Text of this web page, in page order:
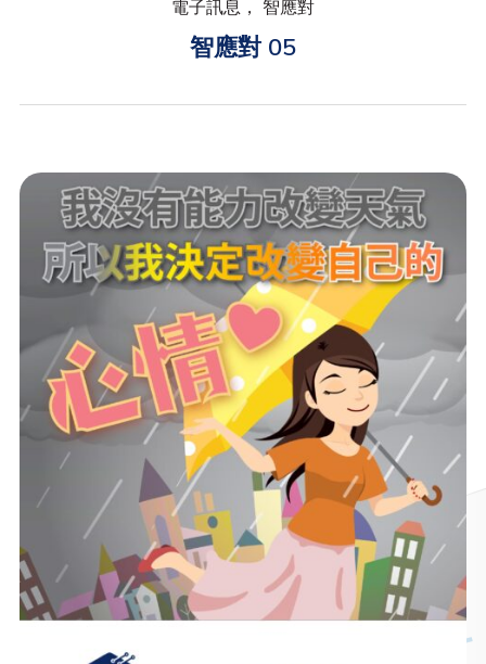
電子訊息， 智應對
智應對 05